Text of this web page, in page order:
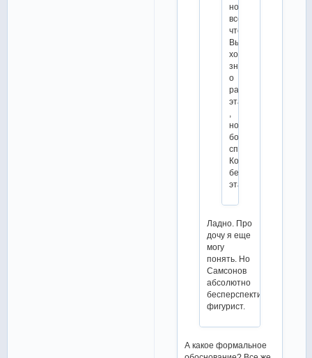
нормально,
все,
что
Вы
хотели
знать
о
распределении
этапов
но
боялись
спросить.
Кондратюк
без
этапа.
Ладно. Про
дочу я еще
могу
понять. Но
Самсонов
абсолютно
бесперспективный
фигурист.
А какое формальное